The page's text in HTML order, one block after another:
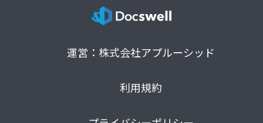
運営：株式会社アプルーシッド
利用規約